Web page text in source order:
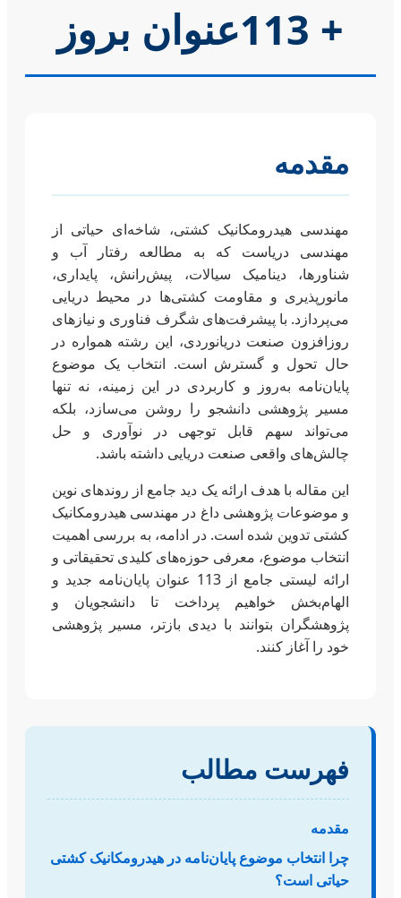
+ 113عنوان بروز
مقدمه
مهندسی هیدرومکانیک کشتی، شاخه‌ای حیاتی از
مهندسی دریاست که به مطالعه رفتار آب و
شناورها، دینامیک سیالات، پیش‌رانش، پایداری،
مانورپذیری و مقاومت کشتی‌ها در محیط دریایی
می‌پردازد. با پیشرفت‌های شگرف فناوری و نیازهای
روزافزون صنعت دریانوردی، این رشته همواره در
حال تحول و گسترش است. انتخاب یک موضوع
پایان‌نامه به‌روز و کاربردی در این زمینه، نه تنها
مسیر پژوهشی دانشجو را روشن می‌سازد، بلکه
می‌تواند سهم قابل توجهی در نوآوری و حل
چالش‌های واقعی صنعت دریایی داشته باشد.
این مقاله با هدف ارائه یک دید جامع از روندهای نوین
و موضوعات پژوهشی داغ در مهندسی هیدرومکانیک
کشتی تدوین شده است. در ادامه، به بررسی اهمیت
انتخاب موضوع، معرفی حوزه‌های کلیدی تحقیقاتی و
ارائه لیستی جامع از 113 عنوان پایان‌نامه جدید و
الهام‌بخش خواهیم پرداخت تا دانشجویان و
پژوهشگران بتوانند با دیدی بازتر، مسیر پژوهشی
خود را آغاز کنند.
فهرست مطالب
مقدمه
چرا انتخاب موضوع پایان‌نامه در هیدرومکانیک کشتی
حیاتی است؟